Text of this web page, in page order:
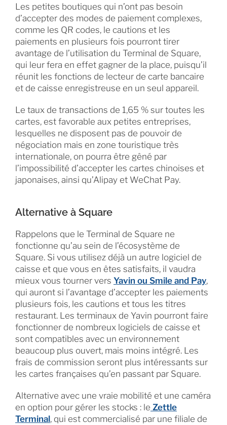
Les petites boutiques qui n’ont pas besoin
d’accepter des modes de paiement complexes,
comme les QR codes, le cautions et les
paiements en plusieurs fois pourront tirer
avantage de l’utilisation du Terminal de Square,
qui leur fera en effet gagner de la place, puisqu’il
réunit les fonctions de lecteur de carte bancaire
et de caisse enregistreuse en un seul appareil.
Le taux de transactions de 1,65 % sur toutes les
cartes, est favorable aux petites entreprises,
lesquelles ne disposent pas de pouvoir de
négociation mais en zone touristique très
internationale, on pourra être gêné par
l’impossibilité d’accepter les cartes chinoises et
japonaises, ainsi qu’Alipay et WeChat Pay.
Alternative à Square
Rappelons que le Terminal de Square ne
fonctionne qu’au sein de l’écosystème de
Square. Si vous utilisez déjà un autre logiciel de
caisse et que vous en êtes satisfaits, il vaudra
mieux vous tourner vers Yavin ou Smile and Pay,
qui auront si l’avantage d’accepter les paiements
plusieurs fois, les cautions et tous les titres
restaurant. Les terminaux de Yavin pourront faire
fonctionner de nombreux logiciels de caisse et
sont compatibles avec un environnement
beaucoup plus ouvert, mais moins intégré. Les
frais de commission seront plus intéressants sur
les cartes françaises qu’en passant par Square.
Alternative avec une vraie mobilité et une caméra
en option pour gérer les stocks : le Zettle
Terminal, qui est commercialisé par une filiale de